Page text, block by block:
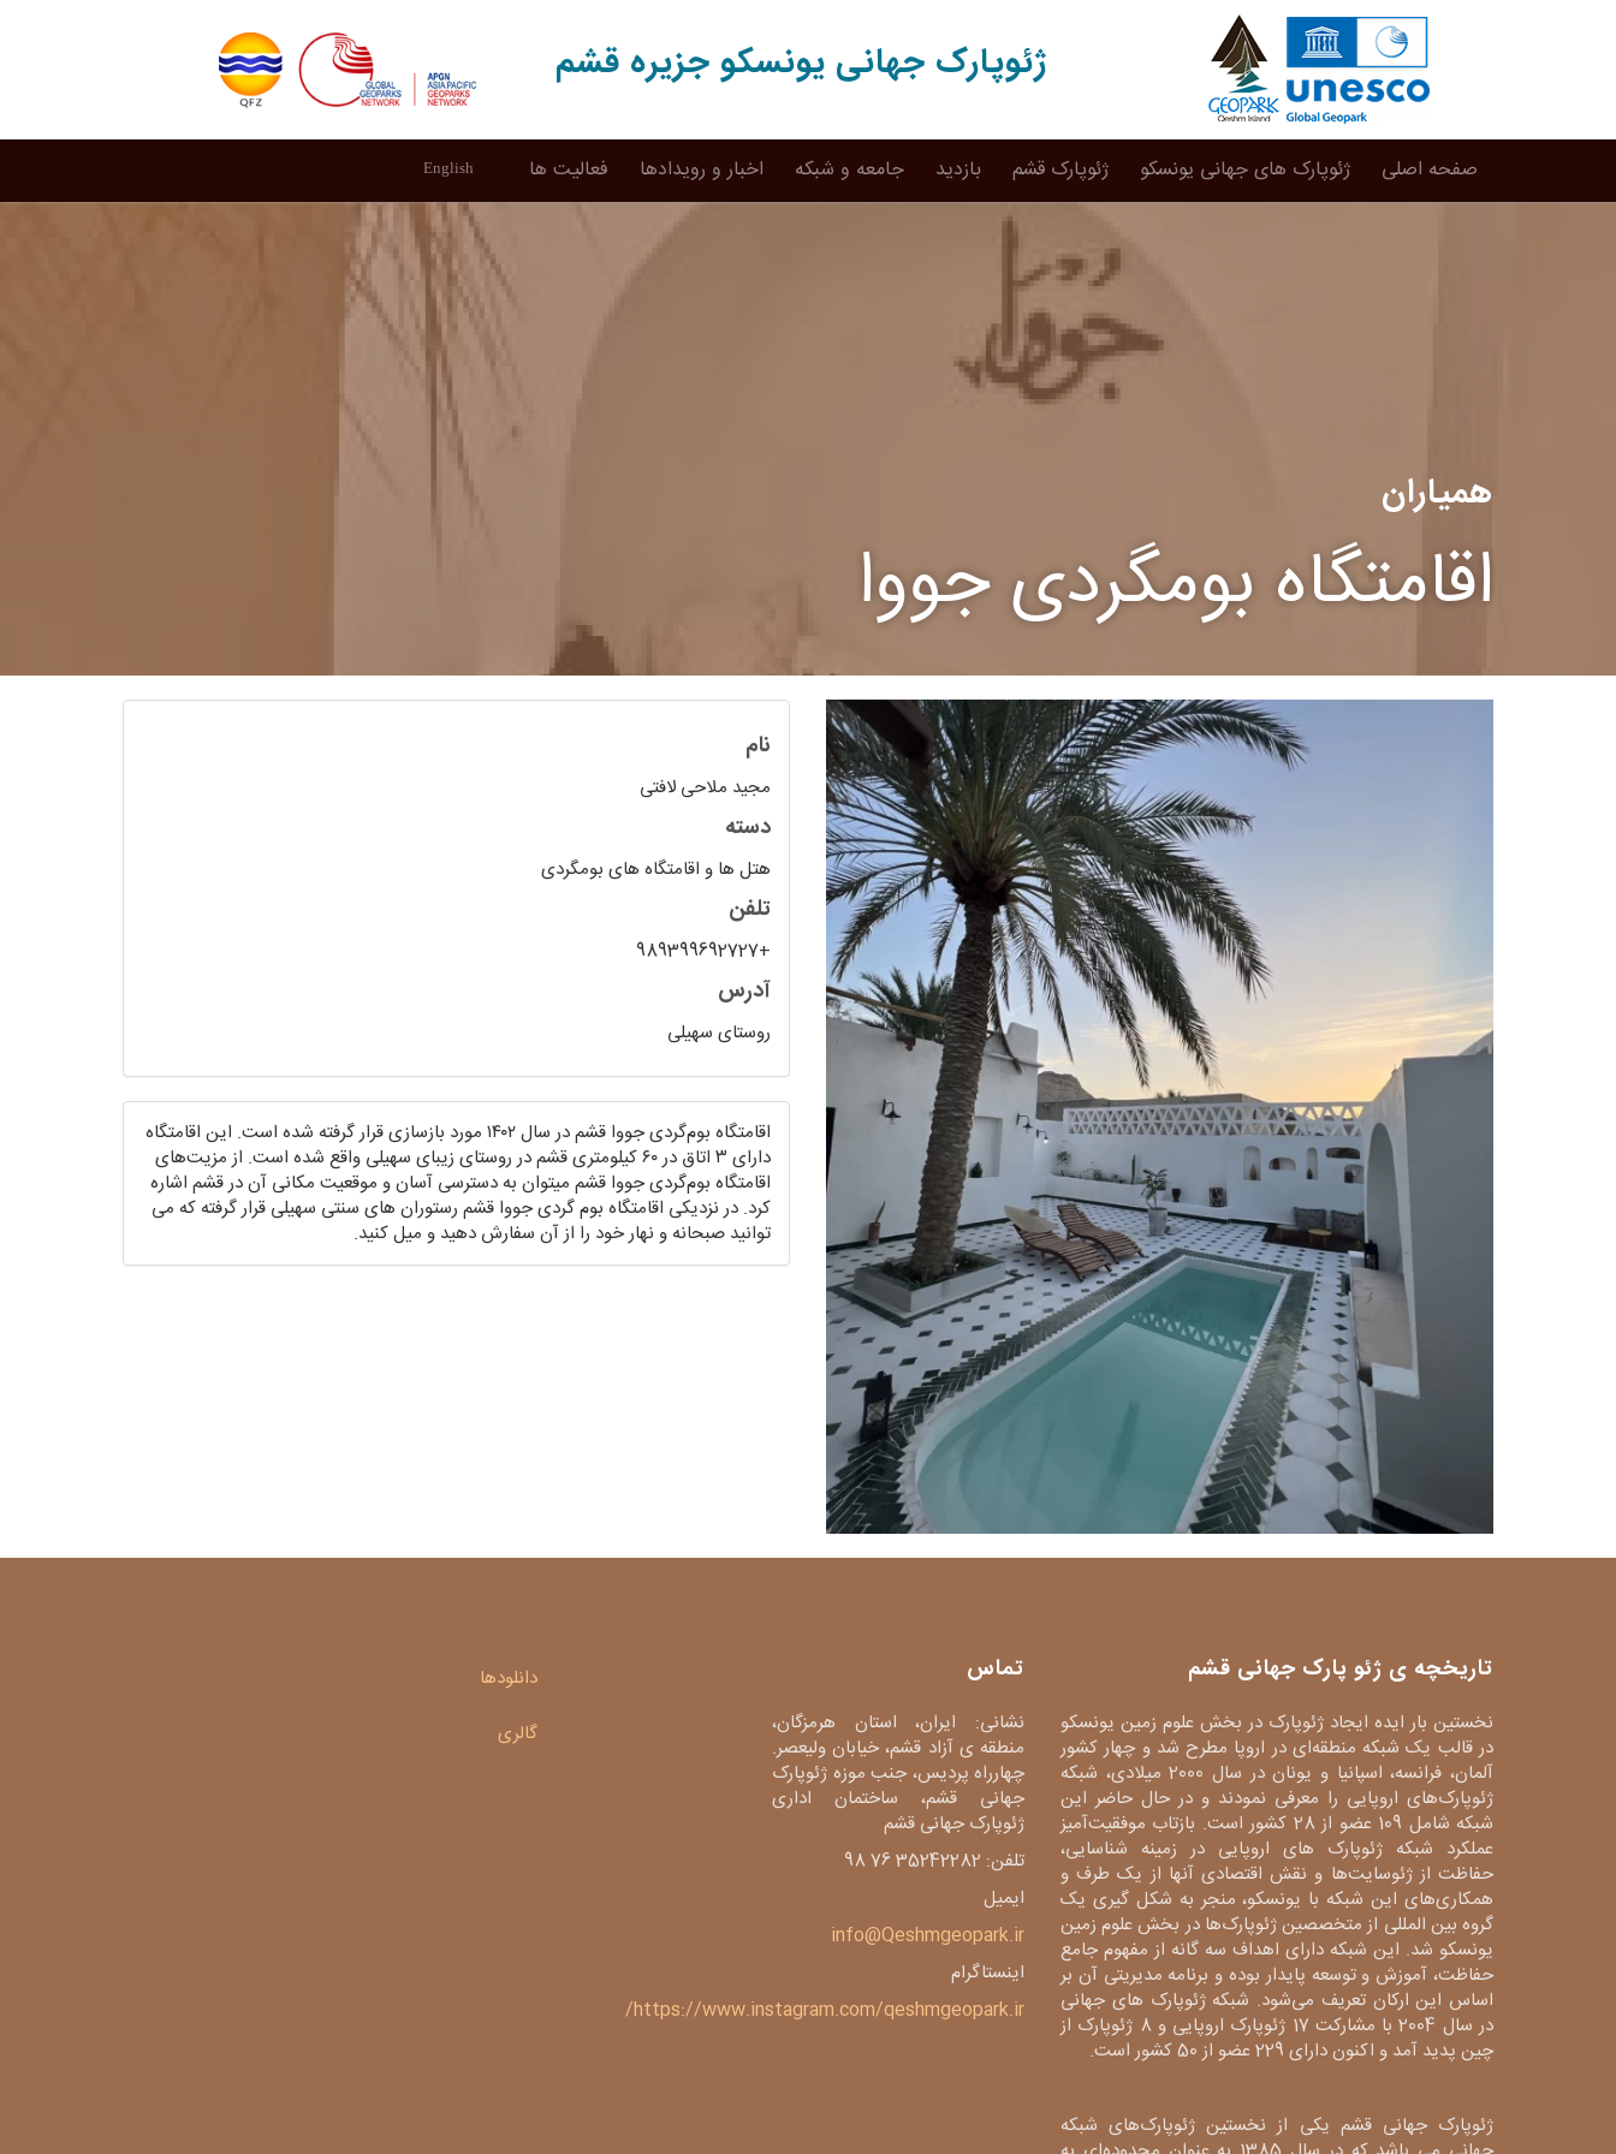
ژئوپارک جهانی یونسکو جزیره قشم
صفحه اصلی ژئوپارک های جهانی یونسکو ژئوپارک قشم بازدید جامعه و شبکه اخبار و رویدادها فعالیت ها English
همیاران
اقامتگاه بومگردی جووا
نام
مجید ملاحی لافتی
دسته
هتل ها و اقامتگاه های بومگردی
تلفن
+989399692727
آدرس
روستای سهیلی
اقامتگاه بوم‌گردی جووا قشم در سال ۱۴۰۲ مورد بازسازی قرار گرفته شده است. این اقامتگاه
دارای ۳ اتاق در ۶۰ کیلومتری قشم در روستای زیبای سهیلی واقع شده است. از مزیت‌های
اقامتگاه بوم‌گردی جووا قشم میتوان به دسترسی آسان و موقعیت مکانی آن در قشم اشاره
کرد. در نزدیکی اقامتگاه بوم گردی جووا قشم رستوران های سنتی سهیلی قرار گرفته که می
توانید صبحانه و نهار خود را از آن سفارش دهید و میل کنید.
تاریخچه ی ژئو پارک جهانی قشم
نخستین بار ایده ایجاد ژئوپارک در بخش علوم زمین یونسکو
در قالب یک شبکه منطقه‌ای در اروپا مطرح شد و چهار کشور
آلمان، فرانسه، اسپانیا و یونان در سال 2000 میلادی، شبکه
ژئوپارک‌های اروپایی را معرفی نمودند و در حال حاضر این
شبکه شامل 109 عضو از 28 کشور است. بازتاب موفقیت‌آمیز
عملکرد شبکه ژئوپارک های اروپایی در زمینه شناسایی،
حفاظت از ژئوسایت‌ها و نقش اقتصادی آنها از یک طرف و
همکاری‌های این شبکه با یونسکو، منجر به شکل گیری یک
گروه بین المللی از متخصصین ژئوپارک‌ها در بخش علوم زمین
یونسکو شد. این شبکه دارای اهداف سه گانه از مفهوم جامع
حفاظت، آموزش و توسعه پایدار بوده و برنامه مدیریتی آن بر
اساس این ارکان تعریف می‌شود. شبکه ژئوپارک های جهانی
در سال 2004 با مشارکت 17 ژئوپارک اروپایی و 8 ژئوپارک از
چین پدید آمد و اکنون دارای 229 عضو از 50 کشور است.
ژئوپارک جهانی قشم یکی از نخستین ژئوپارک‌های شبکه
تماس
نشانی: ایران، استان هرمزگان،
منطقه ی آزاد قشم، خیابان ولیعصر.
چهارراه پردیس، جنب موزه ژئوپارک
جهانی قشم، ساختمان اداری
ژئوپارک جهانی قشم
تلفن: 35242282 76 98
ایمیل
info@Qeshmgeopark.ir
اینستاگرام
https://www.instagram.com/qeshmgeopark.ir/
دانلودها
گالری